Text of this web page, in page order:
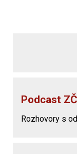
Podcast
Rozhovory s